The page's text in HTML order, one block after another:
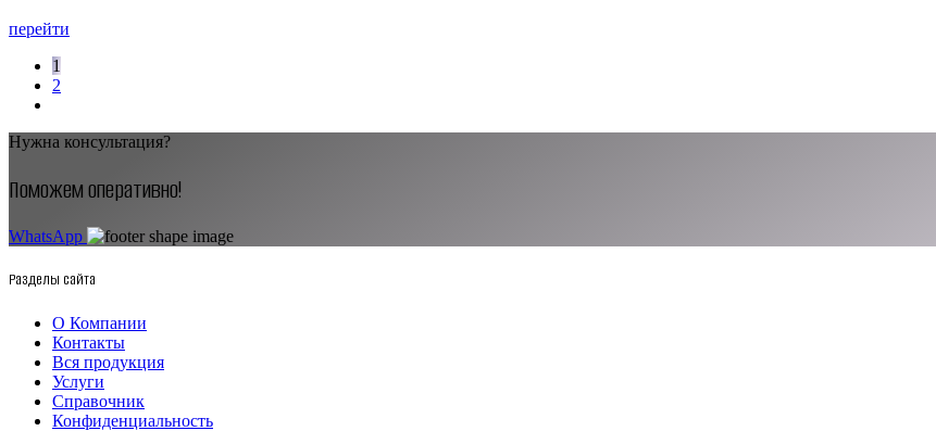
перейти
Пагинация
записей
1
2
Нужна консультация?
Поможем оперативно!
WhatsApp
Разделы сайта
О Компании
Контакты
Вся продукция
Услуги
Справочник
Конфиденциальность